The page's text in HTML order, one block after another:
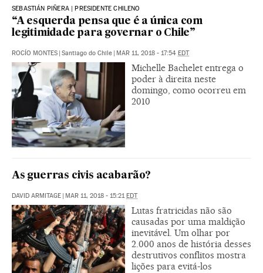
SEBASTIÁN PIÑERA | PRESIDENTE CHILENO
“A esquerda pensa que é a única com
legitimidade para governar o Chile”
ROCÍO MONTES Santiago do Chile MAR 11, 2018 - 17:54 EDT
Michelle Bachelet entrega o
poder à direita neste
domingo, como ocorreu em
2010
As guerras civis acabarão?
DAVID ARMITAGE | MAR 11, 2018 - 15:21EDT
Lutas fratricidas não são
causadas por uma maldição
inevitável. Um olhar por
2.000 anos de história desses
destrutivos conflitos mostra
lições para evitá-los